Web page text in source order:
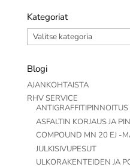
Kategoriat
Kategoriat
Blogi
AJANKOHTAISTA
RHV SERVICE
ASFALTIN KORJAUS JA
COMPOUND MN 20 EJ -
JULKISIVUPESUT
ULKORAKENTEIDEN JA